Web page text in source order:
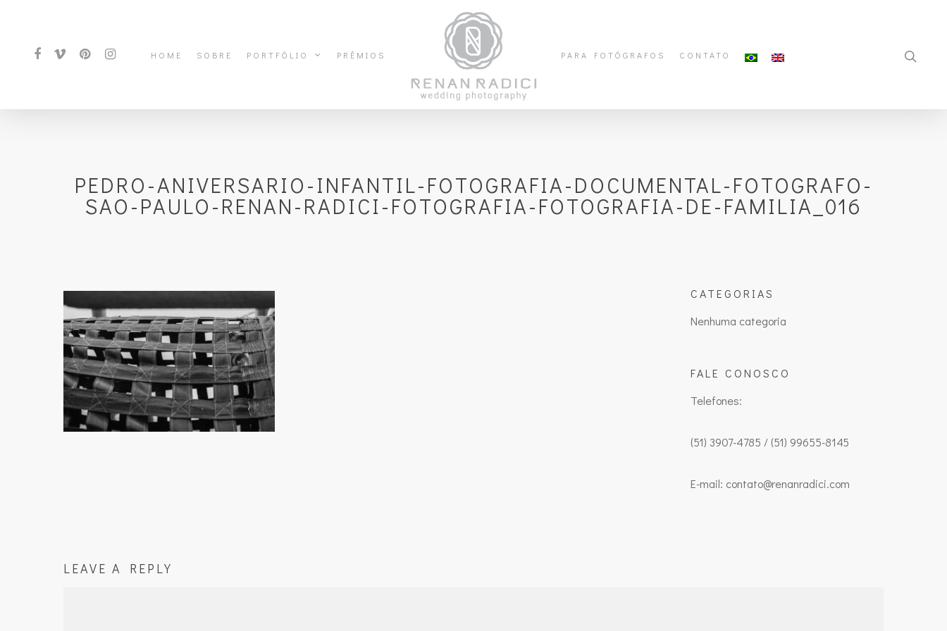
HOME SOBRE PORTFÓLIO PRÊMIOS PARA FOTÓGRAFOS CONTATO
PEDRO-ANIVERSARIO-INFANTIL-FOTOGRAFIA-DOCUMENTAL-FOTOGRAFO-
SAO-PAULO-RENAN-RADICI-FOTOGRAFIA-FOTOGRAFIA-DE-FAMILIA_016
CATEGORIAS
Nenhuma categoria
FALE CONOSCO
Telefones:
(51) 3907-4785 / (51) 99655-8145
E-mail: contato@renanradici.com
LEAVE A REPLY